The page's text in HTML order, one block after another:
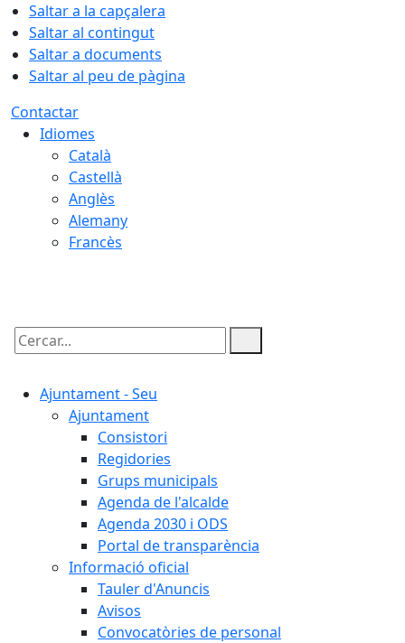
Saltar a la capçalera
Saltar al contingut
Saltar a documents
Saltar al peu de pàgina
Contactar
Idiomes
Català
Castellà
Anglès
Alemany
Francès
Cercar:
Ajuntament - Seu
Ajuntament
Consistori
Regidories
Grups municipals
Agenda de l'alcalde
Agenda 2030 i ODS
Portal de transparència
Informació oficial
Tauler d'Anuncis
Avisos
Convocatòries de personal